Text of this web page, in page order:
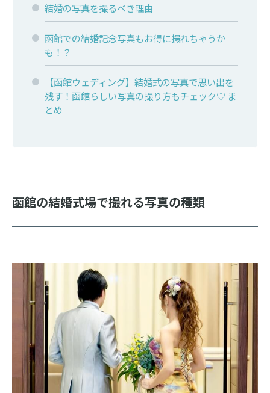
結婚の写真を撮るべき理由
函館での結婚記念写真もお得に撮れちゃうか
も！？
【函館ウェディング】結婚式の写真で思い出を
残す！函館らしい写真の撮り方もチェック♡ ま
とめ
函館の結婚式場で撮れる写真の種類